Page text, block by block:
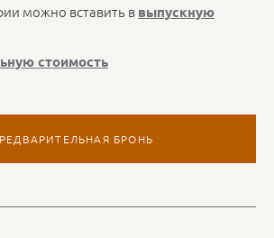
можно вставить в выпускную
стоимость
БРОНЬ